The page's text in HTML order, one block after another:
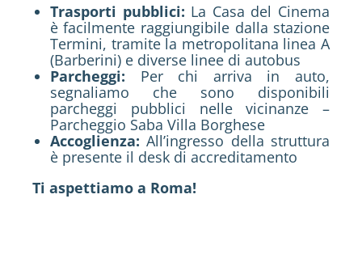
Trasporti pubblici: La Casa del Cinema
è facilmente raggiungibile dalla stazione
Termini, tramite la metropolitana linea A
(Barberini) e diverse linee di autobus
Parcheggi: Per chi arriva in auto,
segnaliamo che sono disponibili
parcheggi pubblici nelle vicinanze –
Parcheggio Saba Villa Borghese
Accoglienza: All’ingresso della struttura
è presente il desk di accreditamento
Ti aspettiamo a Roma!